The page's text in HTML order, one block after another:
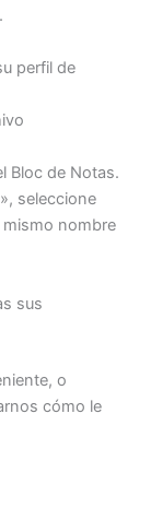
perfil de
Bloc de Notas.
seleccione
nombre
sus
o
cómo le